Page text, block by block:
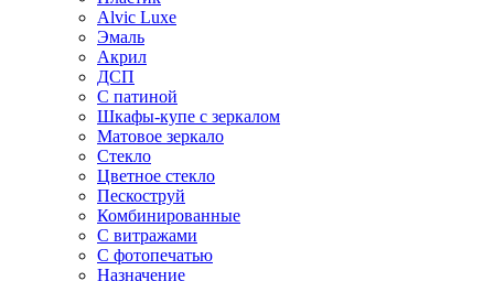
Alvic Luxe
Эмаль
Акрил
ДСП
С патиной
Шкафы-купе с зеркалом
Матовое зеркало
Стекло
Цветное стекло
Пескоструй
Комбинированные
С витражами
С фотопечатью
Назначение